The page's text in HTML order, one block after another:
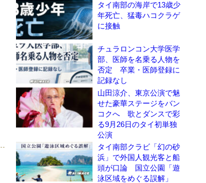
タイ南部の海岸で13歳少
年死亡、猛毒ハコクラゲ
に接触
チュラロンコン大学医学
部、医師を名乗る人物を
否定 卒業・医師登録に
記録なし
山田涼介、東京公演で魅
せた豪華ステージをバン
コクへ 歌とダンスで彩
る9月26日のタイ初単独
公演
タイ南部クラビ「幻の砂
浜」で外国人観光客と船
頭が口論 国立公園「遊
泳区域をめぐる誤解」